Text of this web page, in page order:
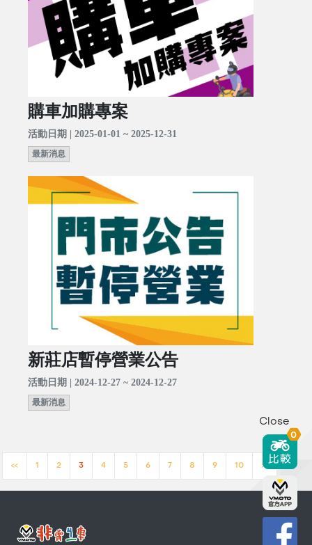
購車加購專案
活動日期 | 2025-01-01 ~ 2025-12-31
最新消息
新莊店暫停營業公告
活動日期 | 2024-12-27 ~ 2024-12-27
最新消息
<< 1 2 3 4 5 6 7 8 9 10 >>
Close
0